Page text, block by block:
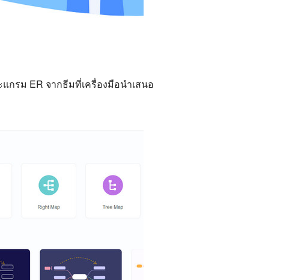
กรม ER จากธีมที่เครื่องมือนำเสนอ